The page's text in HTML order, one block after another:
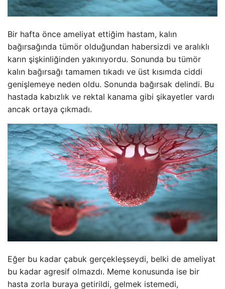
Bir hafta önce ameliyat ettiğim hastam, kalın
bağırsağında tümör olduğundan habersizdi ve aralıklı
karın şişkinliğinden yakınıyordu. Sonunda bu tümör
kalın bağırsağı tamamen tıkadı ve üst kısımda ciddi
genişlemeye neden oldu. Sonunda bağırsak delindi. Bu
hastada kabızlık ve rektal kanama gibi şikayetler vardı
ancak ortaya çıkmadı.
Eğer bu kadar çabuk gerçekleşseydi, belki de ameliyat
bu kadar agresif olmazdı. Meme konusunda ise bir
hasta zorla buraya getirildi, gelmek istemedi,